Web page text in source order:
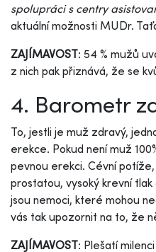
spolupráci s centry
aktuální možnosti MUDr.
ZAJÍMAVOST: 54 % mužů
z nich pak přiznává, že se
4. Barometr
To, jestli je muž zdravý,
erekce. Pokud není muž
pevnou erekci. Cévní
prostatou, vysoký krevní
jsou nemoci, které mohou
vás tak upozornit na to, že
ZAJÍMAVOST: Plešatí